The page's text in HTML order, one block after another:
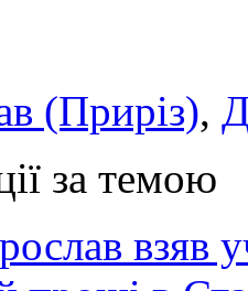
(Приріз),
за темою
взяв